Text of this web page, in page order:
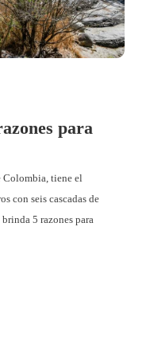
para
Colombia, tiene el
con seis cascadas de
5 razones para